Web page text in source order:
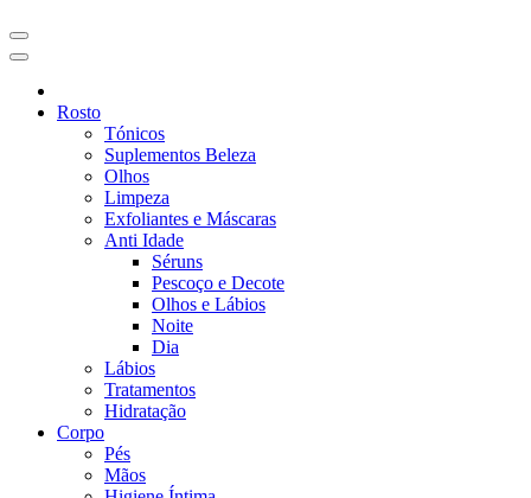
Rosto
Tónicos
Suplementos Beleza
Olhos
Limpeza
Exfoliantes e Máscaras
Anti Idade
Séruns
Pescoço e Decote
Olhos e Lábios
Noite
Dia
Lábios
Tratamentos
Hidratação
Corpo
Pés
Mãos